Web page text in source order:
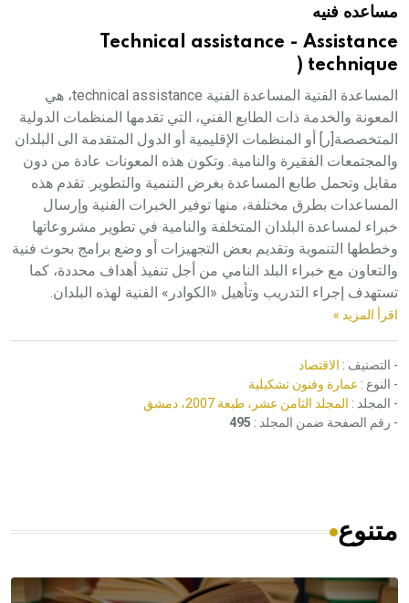
هيئة الموسوعة العربية تطلق موسوعات جديدة في عام 2026مساعده فنيه
Technical assistance - Assistance
technique (
المساعدة الفنية المساعدة الفنية technical assistance، هي
المعونة والخدمة ذات الطابع الفني، التي تقدمها المنظمات الدولية
المتخصصة[ر] أو المنظمات الإقليمية أو الدول المتقدمة الى البلدان
والمجتمعات الفقيرة والنامية. وتكون هذه المعونات عادة من دون
مقابل وتحمل طابع المساعدة بغرض التنمية والتطوير. تقدم هذه
المساعدات بطرق مختلفة، منها توفير الخبرات الفنية وإرسال
خبراء لمساعدة البلدان المتخلفة والنامية في تطوير مشروعاتها
وخططها التنموية وتقديم بعض التجهيزات أو وضع برامج بحوث فنية
والتعاون مع خبراء البلد النامي من أجل تنفيذ أهداف محددة، كما
تستهدف إجراء التدريب وتأهيل «الكوادر» الفنية لهذه البلدان.
اقرأ المزيد »
- التصنيف : الاقتصاد
- النوع : عمارة وفنون تشكيلية
- المجلد : المجلد الثامن عشر، طبعة 2007، دمشق
- رقم الصفحة ضمن المجلد : 495
متنوع